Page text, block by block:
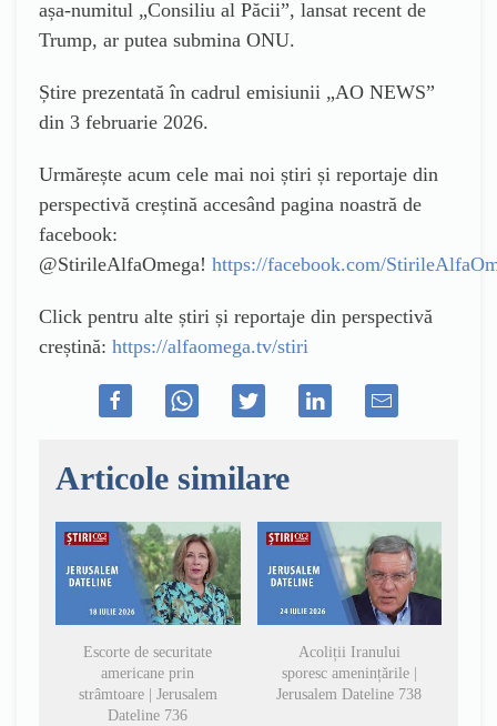
așa-numitul „Consiliu al Păcii”, lansat recent de
Trump, ar putea submina ONU.
Știre prezentată în cadrul emisiunii „AO NEWS”
din 3 februarie 2026.
Urmărește acum cele mai noi știri și reportaje din
perspectivă creștină accesând pagina noastră de
facebook:
@StirileAlfaOmega! https://facebook.com/
Click pentru alte știri și reportaje din perspectivă
creștină: https://alfaomega.tv/stiri
Articole similare
Escorte de securitate
americane prin
strâmtoare | Jerusalem
Dateline 736
Acoliții Iranului
sporesc amenințările |
Jerusalem Dateline 738